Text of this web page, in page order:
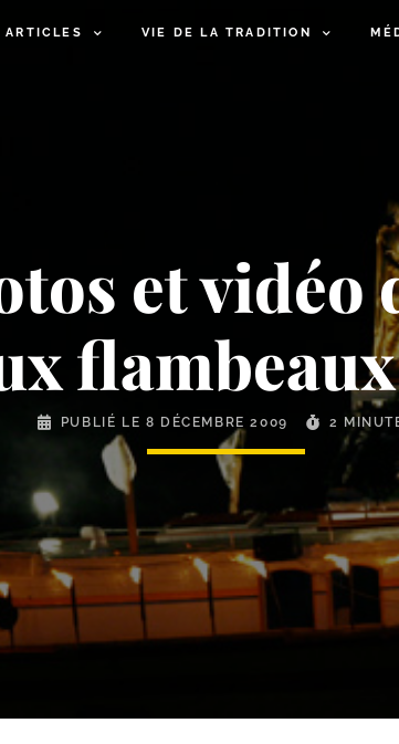
ARTICLES VIE DE LA TRADITION
et vidéo
PUBLIÉ LE 8 DÉCEMBRE 2009 2